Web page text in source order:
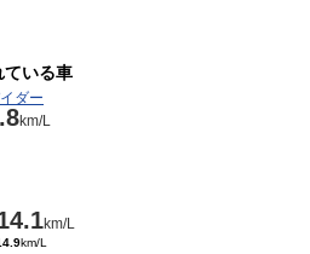
ている車
ダー
km/L
km/L
km/L